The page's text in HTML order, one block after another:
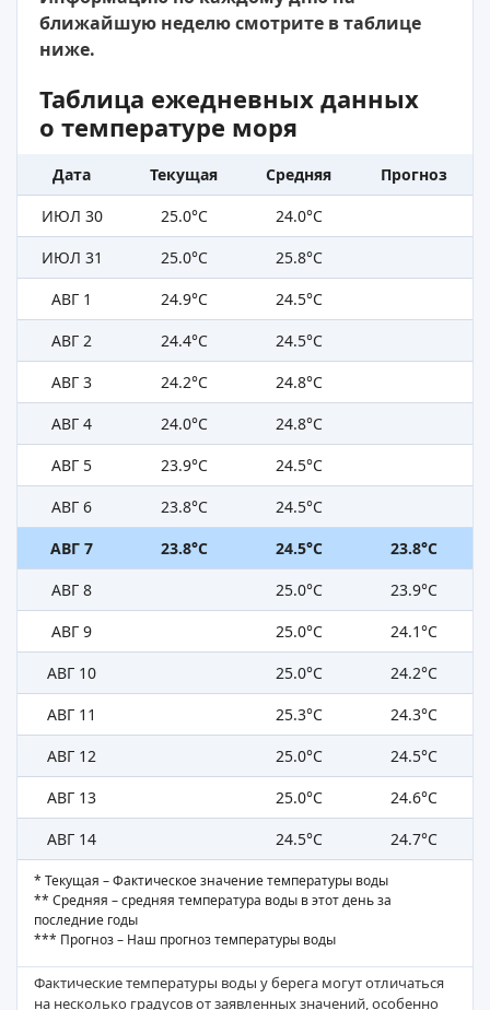
ближайшую неделю смотрите в таблице
ниже.
Таблица ежедневных данных
о температуре моря
Дата Текущая Средняя
Прогноз
ИЮЛ 30
25.0°C
24.0°C
ИЮЛ 31
25.0°C
25.8°C
АВГ 1
24.9°C
24.5°C
АВГ 2
24.4°C
24.5°C
АВГ 3
24.2°C
24.8°C
АВГ 4
24.0°C
24.8°C
АВГ 5
23.9°C
24.5°C
АВГ 6
23.8°C
24.5°C
АВГ 7
23.8°C 24.5°C
23.8°C
АВГ 8
25.0°C
23.9°C
АВГ 9
25.0°C
24.1°C
АВГ 10
25.0°C
24.2°C
АВГ 11
25.3°C
24.3°C
АВГ 12
25.0°C
24.5°C
АВГ 13
25.0°C
24.6°C
АВГ 14
24.5°C 24.7°C
* Текущая – Фактическое значение температуры воды
** Средняя – средняя температура воды в этот день за
последние годы
*** Прогноз – Наш прогноз температуры воды
Фактические температуры воды у берега могут отличаться
на несколько градусов от заявленных значений, особенно